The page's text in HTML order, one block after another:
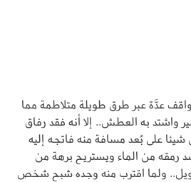
عدَّة عبر طرق طويلة متلاطمة مما
واشتد به العطش.. إلا أنه فقد رفاق
شيئا على بُعد مسافة منه فاتجه إليه
رمقه من الماء ويستريح برهة من
ولما اقترب منه وجده شبح شخص